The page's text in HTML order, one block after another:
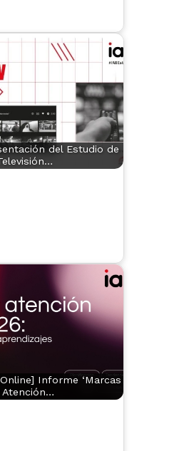
del Estudio de
Informe ‘Marcas
Atención…